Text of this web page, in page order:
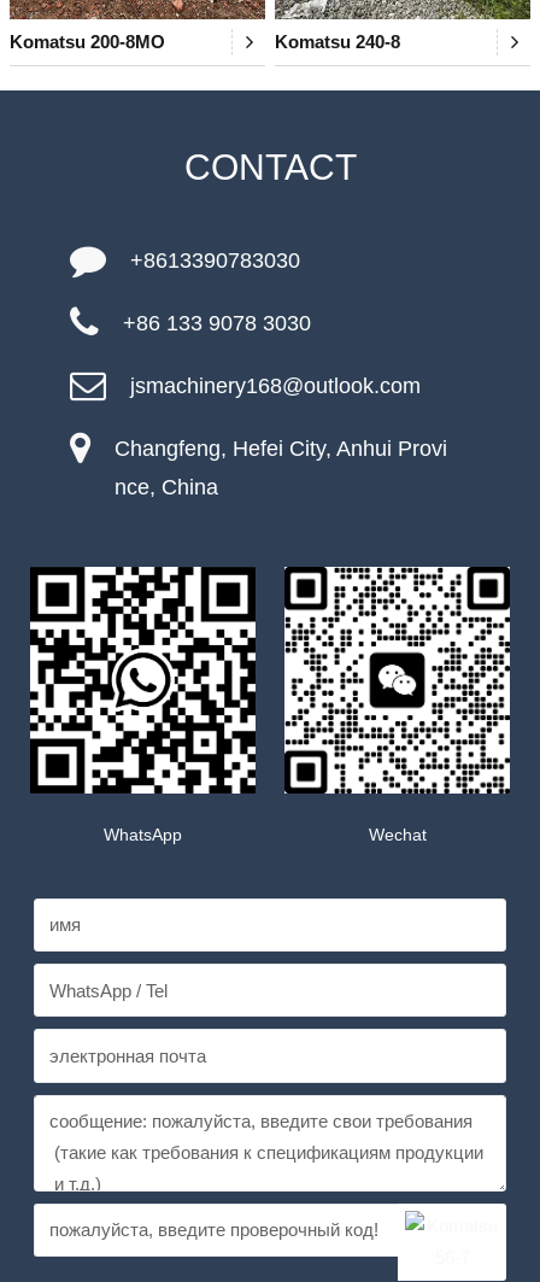
Komatsu 200-8MO Komatsu 240-8
CONTACT
+8613390783030
+86 133 9078 3030
jsmachinery168@outlook.com
Changfeng, Hefei City, Anhui Provi
nce, China
WhatsApp Wechat